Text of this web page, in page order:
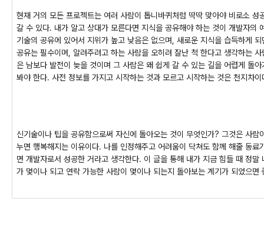
현재 거의 모든 프로젝트는 여러 사람이 톱니바퀴처럼 딱딱 맞아야 비로소 성
갈 수 있다. 내가 알고 상대가 모른다면 지식을 공유해야 하는 것이 개발자의
기술의 공유에 있어서 지위가 높고 낮음은 없으며, 새로운 지식을 습득하게
공유는 필수이며, 알려주려고 하는 사람을 오히려 잘난 척 한다고 생각하는
은 남보다 발전이 늦을 것이며 그 사람은 왜 쉽게 갈 수 있는 길을 어렵게 돌
봐야 한다. 사전 정보를 가지고 시작하는 것과 모르고 시작하는 것은 천지차이
신기술이나 팁을 공유함으로써 자신에 돌아오는 것이 무엇인가? 그것은 사람
누면 행복해지는 이유이다. 나를 인정해주고 어려움이 닥쳐도 함께 해줄 동료
면 개발자로서 성공한 거라고 생각한다. 이 글을 통해 내가 지금 힘들 때 정말
가 몇이나 되고 연락 가능한 사람이 몇이나 되는지 돌아보는 계기가 되었으면